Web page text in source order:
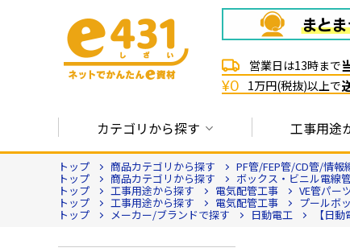
営業日は13時まで
¥0 1万円(税抜)以上で
カテゴリから探す 工事用途
トップ 商品カテゴリから探す PF管/FEP管/CD管/情報
トップ 商品カテゴリから探す ボックス・ビニル電線
トップ 工事用途から探す 電気配管工事 VE管パー
トップ 工事用途から探す 電気配管工事 プールボ
トップ メーカー/ブランドで探す 日動電工 【日